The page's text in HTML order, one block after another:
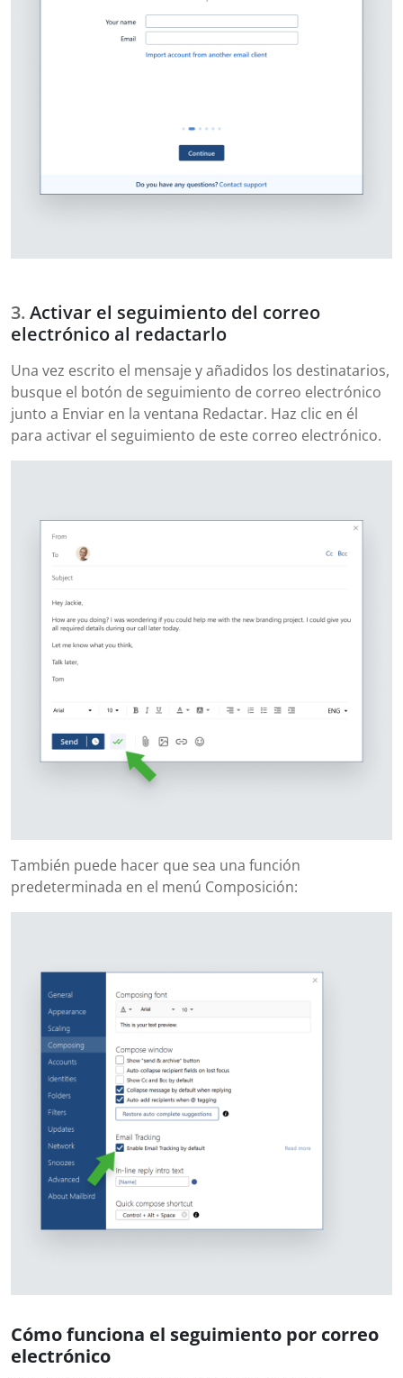
Activar el seguimiento del correo
electrónico al redactarlo
Una vez escrito el mensaje y añadidos los destinatarios,
busque el botón de seguimiento de correo electrónico
junto a Enviar en la ventana Redactar. Haz clic en él
para activar el seguimiento de este correo electrónico.
También puede hacer que sea una función
predeterminada en el menú Composición:
Cómo funciona el seguimiento por correo
electrónico